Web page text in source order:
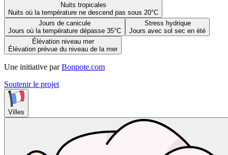
Nuits tropicales
Nuits où la température ne descend pas sous 20°C
Jours de canicule
Jours où la température dépasse 35°C
Stress hydrique
Jours avec sol sec en été
Élévation niveau mer
Élévation prévue du niveau de la mer
Une initiative par Bonpote.com
Soutenir le projet
Villes